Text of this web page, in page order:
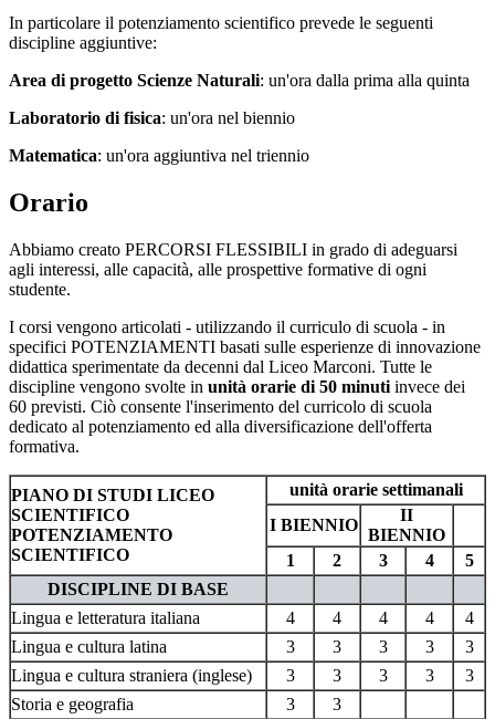
In particolare il potenziamento scientifico prevede le seguenti
discipline aggiuntive:
Area di progetto Scienze Naturali: un'ora dalla prima alla quinta
Laboratorio di fisica: un'ora nel biennio
Matematica: un'ora aggiuntiva nel triennio
Orario
Abbiamo creato PERCORSI FLESSIBILI in grado di adeguarsi
agli interessi, alle capacità, alle prospettive formative di ogni
studente.
I corsi vengono articolati - utilizzando il curriculo di scuola - in
specifici POTENZIAMENTI basati sulle esperienze di innovazione
didattica sperimentate da decenni dal Liceo Marconi. Tutte le
discipline vengono svolte in unità orarie di 50 minuti invece dei
60 previsti. Ciò consente l'inserimento del curricolo di scuola
dedicato al potenziamento ed alla diversificazione dell'offerta
formativa.
PIANO DI STUDI LICEO
SCIENTIFICO
POTENZIAMENTO
SCIENTIFICO
unità orarie settimanali
I BIENNIO
II
BIENNIO
1
2 3 4
5
DISCIPLINE DI BASE
Lingua e letteratura italiana
4 4 4 4
4
Lingua e cultura latina
3 3 3 3
3
Lingua e cultura straniera (inglese)
3 3 3 3
3
Storia e geografia
3 3